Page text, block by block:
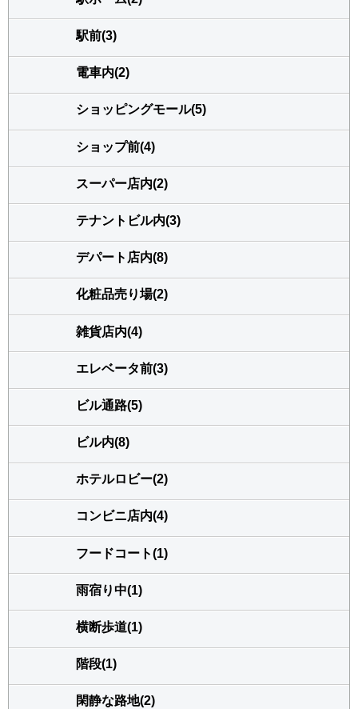
駅前(3)
電車内(2)
ショッピングモール(5)
ショップ前(4)
スーパー店内(2)
テナントビル内(3)
デパート店内(8)
化粧品売り場(2)
雑貨店内(4)
エレベータ前(3)
ビル通路(5)
ビル内(8)
ホテルロビー(2)
コンビニ店内(4)
フードコート(1)
雨宿り中(1)
横断歩道(1)
階段(1)
閑静な路地(2)